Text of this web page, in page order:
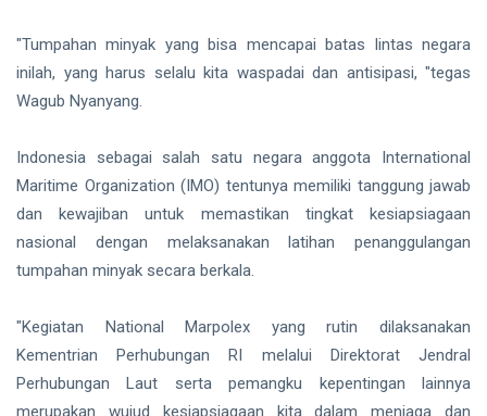
"Tumpahan minyak yang bisa mencapai batas lintas negara
inilah, yang harus selalu kita waspadai dan antisipasi, "tegas
Wagub Nyanyang.
Indonesia sebagai salah satu negara anggota International
Maritime Organization (IMO) tentunya memiliki tanggung jawab
dan kewajiban untuk memastikan tingkat kesiapsiagaan
nasional dengan melaksanakan latihan penanggulangan
tumpahan minyak secara berkala.
"Kegiatan National Marpolex yang rutin dilaksanakan
Kementrian Perhubungan RI melalui Direktorat Jendral
Perhubungan Laut serta pemangku kepentingan lainnya
merupakan wujud kesiapsiagaan kita dalam menjaga dan